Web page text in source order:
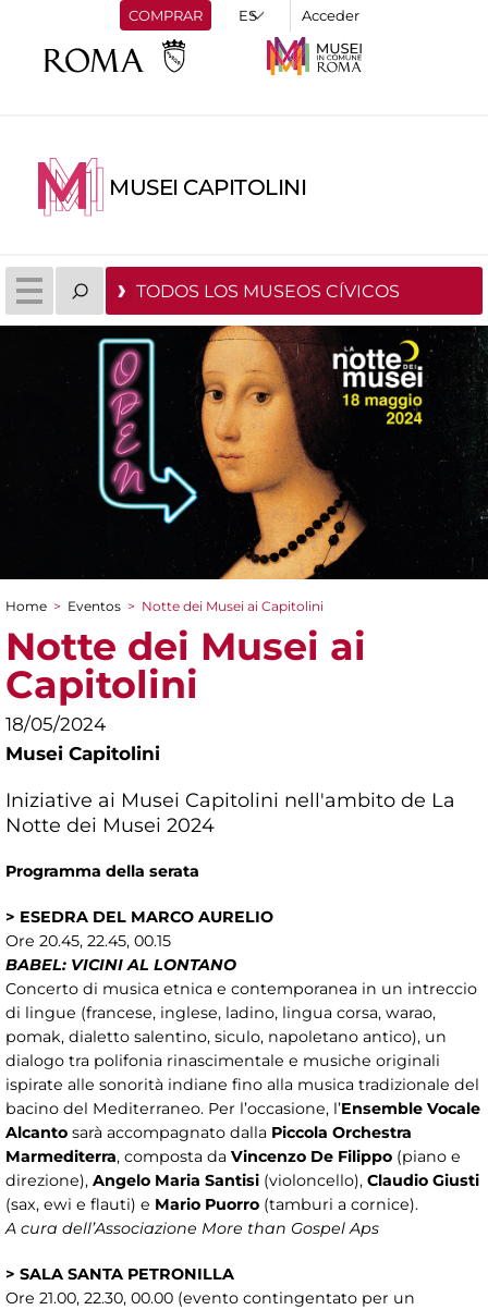
COMPRAR Acceder
MUSEI CAPITOLINI
TODOS LOS MUSEOS CÍVICOS
You are here
Home > Eventos > Notte dei Musei ai Capitolini
Notte dei Musei ai
Capitolini
18/05/2024
Musei Capitolini
Iniziative ai Musei Capitolini nell'ambito de La
Notte dei Musei 2024
Programma della serata
> ESEDRA DEL MARCO AURELIO
Ore 20.45, 22.45, 00.15
BABEL: VICINI AL LONTANO
Concerto di musica etnica e contemporanea in un intreccio
di lingue (francese, inglese, ladino, lingua corsa, warao,
pomak, dialetto salentino, siculo, napoletano antico), un
dialogo tra polifonia rinascimentale e musiche originali
ispirate alle sonorità indiane fino alla musica tradizionale del
bacino del Mediterraneo. Per l’occasione, l’Ensemble Vocale
Alcanto sarà accompagnato dalla Piccola Orchestra
Marmediterra, composta da Vincenzo De Filippo (piano e
direzione), Angelo Maria Santisi (violoncello), Claudio Giusti
(sax, ewi e flauti) e Mario Puorro (tamburi a cornice).
A cura dell’Associazione More than Gospel Aps
> SALA SANTA PETRONILLA
Ore 21.00, 22.30, 00.00 (evento contingentato per un